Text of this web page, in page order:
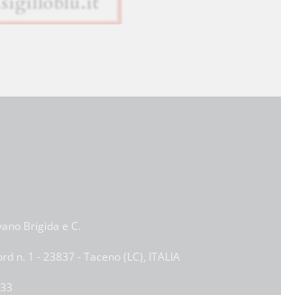
Brigida e C.
n. 1 - 23837 - Taceno (LC), ITALIA